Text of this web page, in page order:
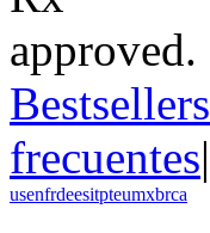
Bestsellers
frecuentes|
usenfrdeesitpteumxbrca